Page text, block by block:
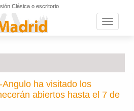
Clásica o escritorio
Toggle
ha visitado los
abiertos hasta el 7 de